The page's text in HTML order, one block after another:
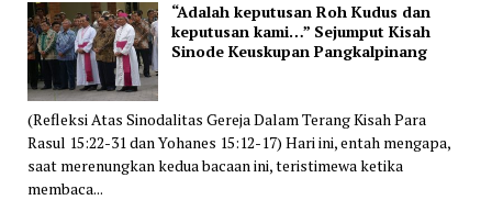
“Adalah keputusan Roh Kudus dan
keputusan kami…” Sejumput Kisah
Sinode Keuskupan Pangkalpinang
(Refleksi Atas Sinodalitas Gereja Dalam Terang Kisah Para
Rasul 15:22-31 dan Yohanes 15:12-17) Hari ini, entah mengapa,
saat merenungkan kedua bacaan ini, teristimewa ketika
membaca...